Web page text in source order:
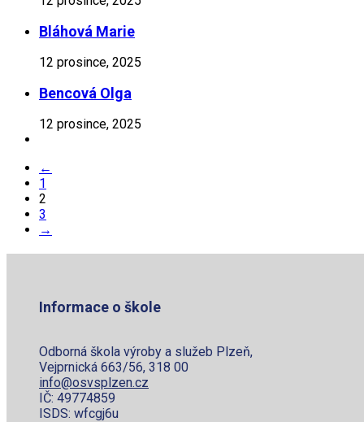
Bláhová Marie
12 prosince, 2025
Bencová Olga
12 prosince, 2025
←
1
2
3
→
Informace o škole
Odborná škola výroby a služeb Plzeň,
Vejprnická 663/56, 318 00
info@osvsplzen.cz
IČ: 49774859
ISDS: wfcgj6u